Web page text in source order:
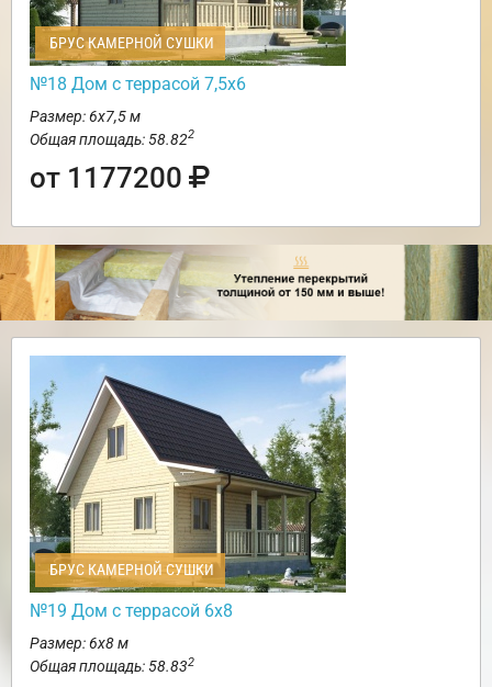
БРУС КАМЕРНОЙ СУШКИ
№18 Дом с террасой 7,5х6
Размер: 6х7,5 м
Общая площадь: 58.822
от 1177200
БРУС КАМЕРНОЙ СУШКИ
№19 Дом с террасой 6х8
Размер: 6х8 м
Общая площадь: 58.832